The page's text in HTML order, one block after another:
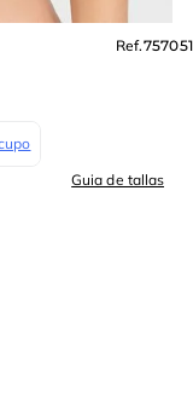
Ref.757051
Guia de tallas